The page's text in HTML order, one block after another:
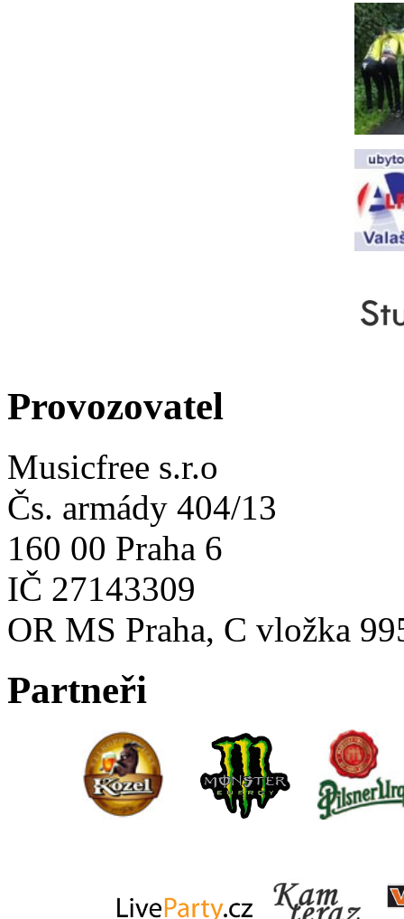
Provozovatel
Musicfree s.r.o
Čs. armády 404/13
160 00 Praha 6
IČ 27143309
OR MS Praha, C vložka
Partneři